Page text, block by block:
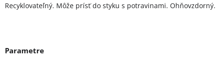
Recyklovateľný. Môže prísť do styku s potravinami. Ohňovzdorný.